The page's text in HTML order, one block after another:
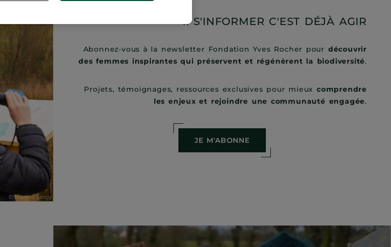
1. S'INFORMER C'EST DÉJÀ AGIR
Abonnez-vous à la newsletter Fondation Yves Rocher pour découvrir
des femmes inspirantes qui préservent et régénèrent la biodiversité.
Projets, témoignages, ressources exclusives pour mieux comprendre
les enjeux et rejoindre une communauté engagée.
JE M'ABONNE